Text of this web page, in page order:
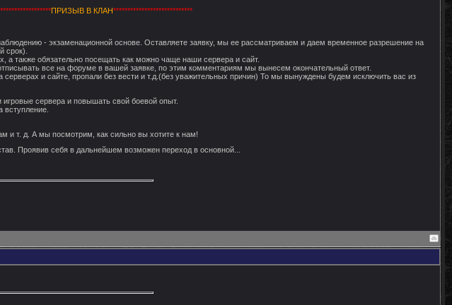
ПРИЗЫВ В КЛАН****************************
- экзаменационной основе. Оставляете заявку, мы ее рассматриваем и даем временное разрешение на
срок).
а также обязательно посещать как можно чаще наши сервера и сайт.
все на форуме в вашей заявке, по этим комментариям мы вынесем окончательный ответ.
серверах и сайте, пропали без вести и т.д.(без уважительных причин) То мы вынуждены будем исключить вас из
сервера и повышать свой боевой опыт.
вступление.
и т. д. А мы посмотрим, как сильно вы хотите к нам!
Проявив себя в дальнейшем возможен переход в основной...